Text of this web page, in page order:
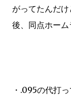
がってたんだ
後、同点ホーム
・.095の代打